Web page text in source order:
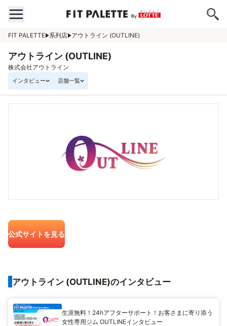
FIT PALETTE 系列店 アウトライン (OUTLINE)
アウトライン (OUTLINE)
株式会社アウトライン
インタビュー 店舗一覧
公式サイトを見る
アウトライン (OUTLINE)のインタビュー
生涯無料！24hアフターサポート！お客さまに寄り添う
女性専用ジム OUTLINEインタビュー